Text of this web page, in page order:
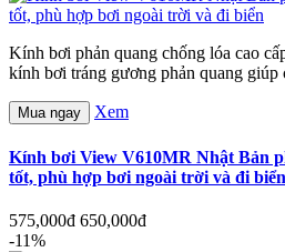
Kính bơi phản quang chống lóa cao
kính bơi tráng gương phản quang
Mua ngay Xem
Kính bơi View V610MR Nhật Bản
tốt, phù hợp bơi ngoài trời và đi biển
575,000đ 650,000đ
-11%